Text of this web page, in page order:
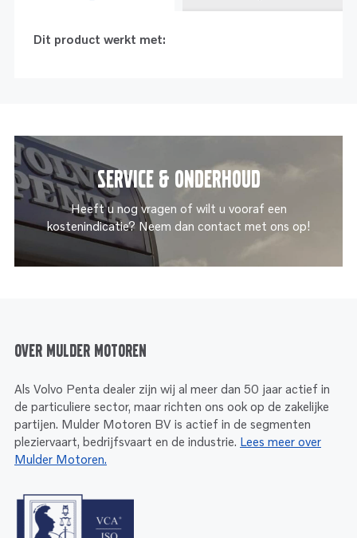
Dit product werkt met:
Service & onderhoud
Heeft u nog vragen of wilt u vooraf een
kostenindicatie? Neem dan contact met ons op!
Over Mulder Motoren
Als Volvo Penta dealer zijn wij al meer dan 50 jaar actief in
de particuliere sector, maar richten ons ook op de zakelijke
partijen. Mulder Motoren BV is actief in de segmenten
pleziervaart, bedrijfsvaart en de industrie. Lees meer over
Mulder Motoren.